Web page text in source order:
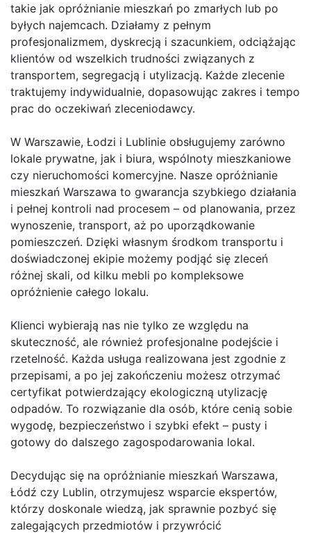
takie jak opróżnianie mieszkań po zmarłych lub po
byłych najemcach. Działamy z pełnym
profesjonalizmem, dyskrecją i szacunkiem, odciążając
klientów od wszelkich trudności związanych z
transportem, segregacją i utylizacją. Każde zlecenie
traktujemy indywidualnie, dopasowując zakres i tempo
prac do oczekiwań zleceniodawcy.
W Warszawie, Łodzi i Lublinie obsługujemy zarówno
lokale prywatne, jak i biura, wspólnoty mieszkaniowe
czy nieruchomości komercyjne. Nasze opróżnianie
mieszkań Warszawa to gwarancja szybkiego działania
i pełnej kontroli nad procesem – od planowania, przez
wynoszenie, transport, aż po uporządkowanie
pomieszczeń. Dzięki własnym środkom transportu i
doświadczonej ekipie możemy podjąć się zleceń
różnej skali, od kilku mebli po kompleksowe
opróżnienie całego lokalu.
Klienci wybierają nas nie tylko ze względu na
skuteczność, ale również profesjonalne podejście i
rzetelność. Każda usługa realizowana jest zgodnie z
przepisami, a po jej zakończeniu możesz otrzymać
certyfikat potwierdzający ekologiczną utylizację
odpadów. To rozwiązanie dla osób, które cenią sobie
wygodę, bezpieczeństwo i szybki efekt – pusty i
gotowy do dalszego zagospodarowania lokal.
Decydując się na opróżnianie mieszkań Warszawa,
Łódź czy Lublin, otrzymujesz wsparcie ekspertów,
którzy doskonale wiedzą, jak sprawnie pozbyć się
zalegających przedmiotów i przywrócić